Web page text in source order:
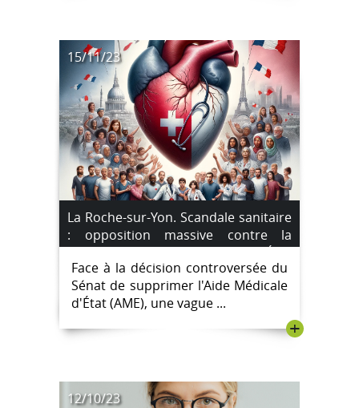
15/11/23
La Roche-sur-Yon. Scandale sanitaire
: opposition massive contre la
suppression de l’Aide Médicale d’État
Face à la décision controversée du
Sénat de supprimer l'Aide Médicale
d'État (AME), une vague ...
+
12/10/23